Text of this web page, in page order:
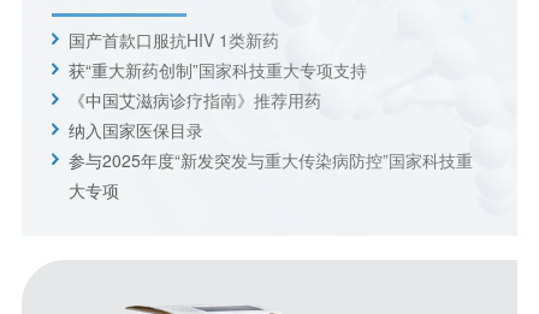
国产首款口服抗HIV 1类新药
获“重大新药创制”国家科技重大专项支持
《中国艾滋病诊疗指南》推荐用药
纳入国家医保目录
参与2025年度“新发突发与重大传染病防控”国家科技重
大专项